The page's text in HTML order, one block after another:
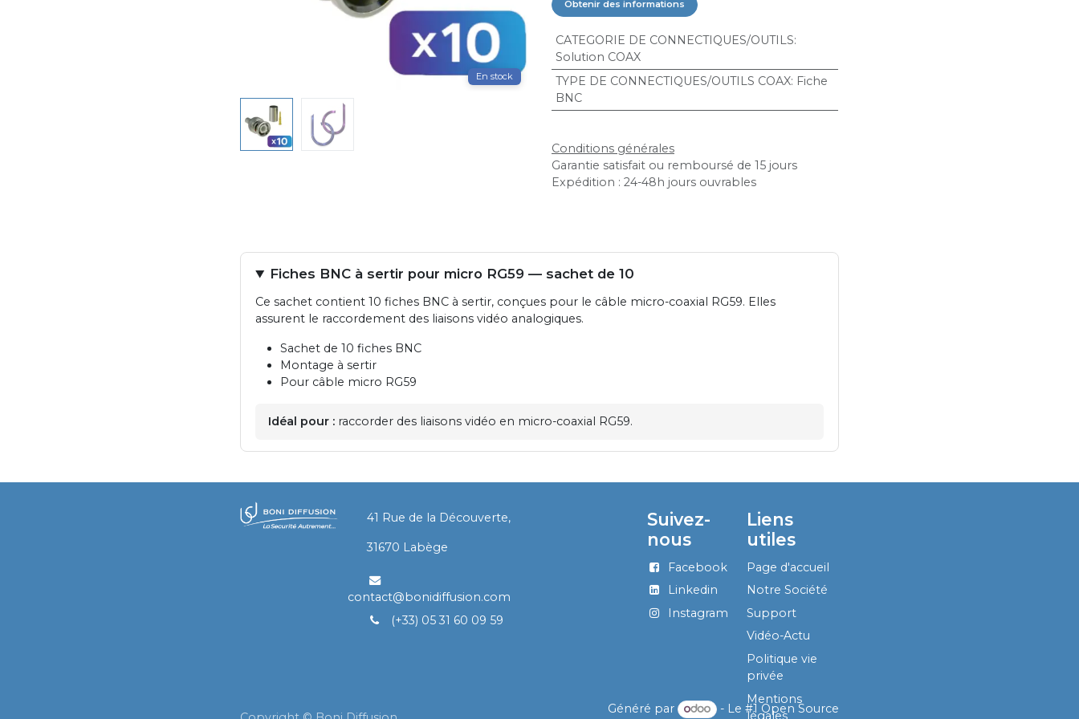
En stock
Obtenir des informations
CATEGORIE DE CONNECTIQUES/OUTILS:
Solution COAX
TYPE DE CONNECTIQUES/OUTILS COAX: Fiche
BNC
Conditions générales
Garantie satisfait ou remboursé de 15 jours
Expédition : 24-48h jours ouvrables
Fiches BNC à sertir pour micro RG59 — sachet de 10
Ce sachet contient 10 fiches BNC à sertir, conçues pour le câble micro-coaxial RG59. Elles
assurent le raccordement des liaisons vidéo analogiques.
Sachet de 10 fiches BNC
Montage à sertir
Pour câble micro RG59
Idéal pour : raccorder des liaisons vidéo en micro-coaxial RG59.
​41 Rue de la Découverte,
​31670 Labège
contact@bonidiffusion.com
(+33) 05 31 60 09 59
Liens
utiles
Page d'accueil
Notre Société
Support
Vidéo-Actu
Politique vie
privée
Mentions
légales
Suivez-
nous
Facebook
Linkedin
Instagram
Généré par - Le #1 Open Source